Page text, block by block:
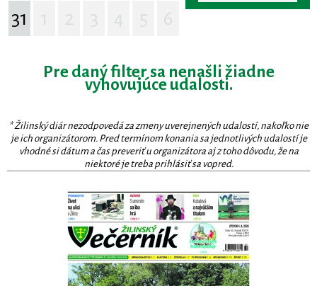
31
Pre daný filter sa nenašli žiadne
vyhovujúce udalosti.
* Žilinský diár nezodpovedá za zmeny uverejnených udalostí, nakoľko nie
je ich organizátorom. Pred termínom konania sa jednotlivých udalostí je
vhodné si dátum a čas preveriť u organizátora aj z toho dôvodu, že na
niektoré je treba prihlásiť sa vopred.